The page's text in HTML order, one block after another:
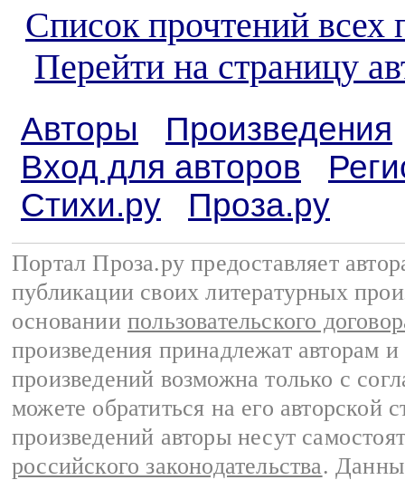
Список прочтений всех
Перейти на страницу
Авторы
Произведения
Вход для авторов
Стихи.ру
Проза.ру
Портал Проза.ру предоставляет
публикации своих литературных
основании пользовательского
произведения принадлежат авторам
произведений возможна только с
можете обратиться на его авторской
произведений авторы несут
российского законодательства.